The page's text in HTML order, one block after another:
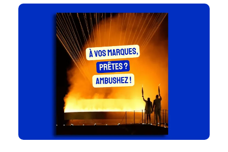
ses compétences, et ses passions, tout en
explorant comment il optimise les campagnes
pour les sites médias du Groupe Sud-Ouest.